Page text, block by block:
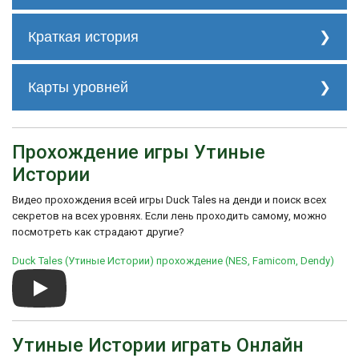
Бесконечные жизни:На экране загрузки
затем нажмите Start. Если вы все сделали
количество жизней.
Бесконечные монеты
сделали правильно, у вас будет
бесконечное количество монет.
Трек 2
Трек 3
Краткая история
для Dendy началась в 1990 году, когда
компания Capcom получила права на
создание игры по мотивам мультсериала
"Утиные Истории". Игра была выпущена
на множестве платформ, включая Dendy.
Игра получила положительные отзывы от
критиков и стала одной из самых
популярных игр своего времени.
Карты уровней
Уровень 1
Уровень 2
Уровень 3
Прохождение игры Утиные
Истории
Видео прохождения всей игры Duck Tales на денди и поиск всех
секретов на всех уровнях. Если лень проходить самому, можно
посмотреть как страдают другие?
Duck Tales (Утиные Истории) прохождение (NES, Famicom, Dendy)
Утиные Истории играть Онлайн